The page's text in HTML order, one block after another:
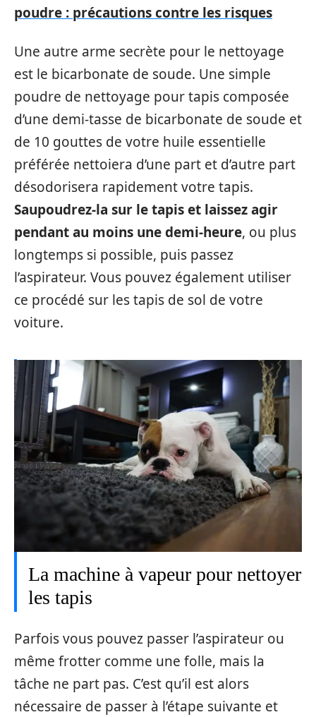
poudre : précautions contre les risques
Une autre arme secrète pour le nettoyage
est le bicarbonate de soude. Une simple
poudre de nettoyage pour tapis composée
d’une demi-tasse de bicarbonate de soude et
de 10 gouttes de votre huile essentielle
préférée nettoiera d’une part et d’autre part
désodorisera rapidement votre tapis.
Saupoudrez-la sur le tapis et laissez agir
pendant au moins une demi-heure, ou plus
longtemps si possible, puis passez
l’aspirateur. Vous pouvez également utiliser
ce procédé sur les tapis de sol de votre
voiture.
La machine à vapeur pour nettoyer
les tapis
Parfois vous pouvez passer l’aspirateur ou
même frotter comme une folle, mais la
tâche ne part pas. C’est qu’il est alors
nécessaire de passer à l’étape suivante et